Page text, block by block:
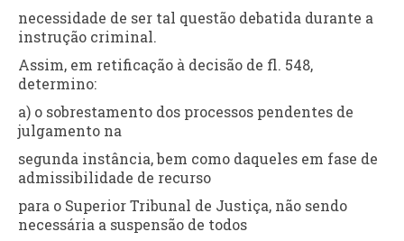
necessidade de ser tal questão debatida durante a
instrução criminal.
Assim, em retificação à decisão de fl. 548,
determino:
a) o sobrestamento dos processos pendentes de
julgamento na
segunda instância, bem como daqueles em fase de
admissibilidade de recurso
para o Superior Tribunal de Justiça, não sendo
necessária a suspensão de todos